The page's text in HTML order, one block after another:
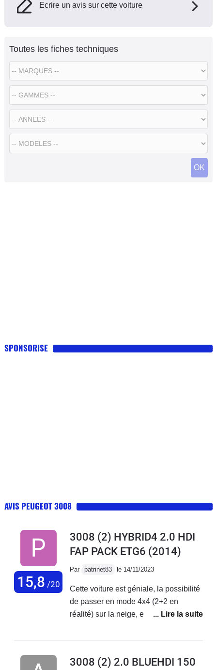
Ecrire un avis sur cette voiture
Toutes les fiches techniques
SPONSORISE
AVIS PEUGEOT 3008
15,8 /20
3008 (2) HYBRID4 2.0 HDI
FAP PACK ETG6 (2014)
Par patrinet83 le 14/11/2023
Cette voiture est géniale, la possibilité
de passer en mode 4x4 (2+2 en
réalité) sur la neige, en mode sport
d'économiser du carburant dans les
route, les options, tout ça est très
3008 (2) 2.0 BLUEHDI 150